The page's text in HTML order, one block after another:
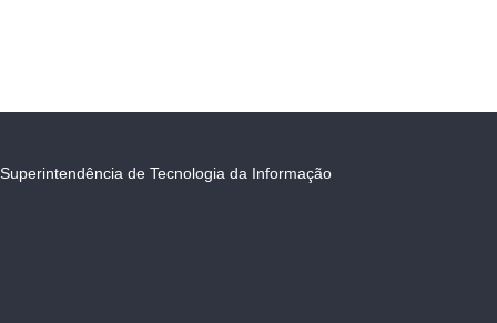
Superintendência de Tecnologia da Informação